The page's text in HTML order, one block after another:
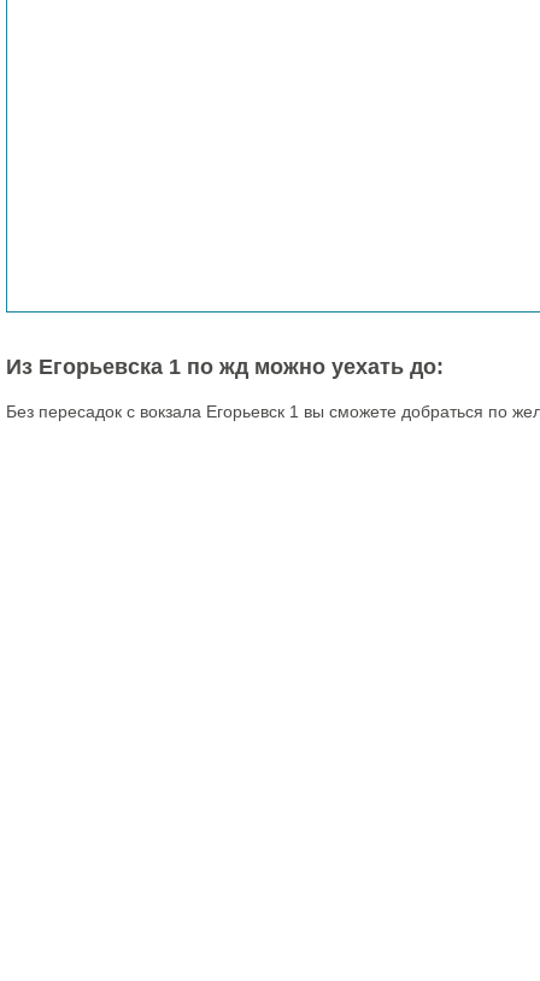
Из Егорьевска 1 по жд можно уехать до:
Без пересадок с вокзала Егорьевск 1 вы сможете добраться по